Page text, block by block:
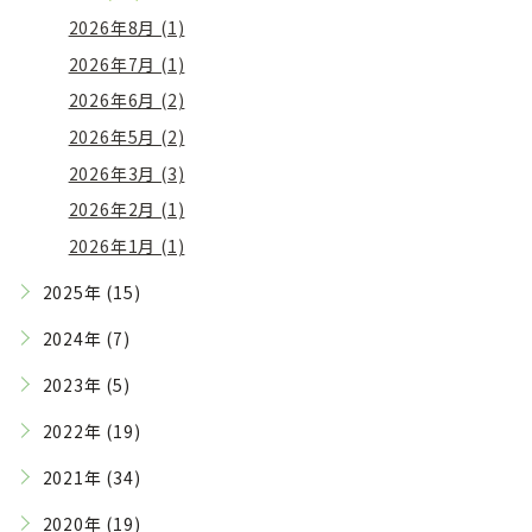
2026年8月 (1)
2026年7月 (1)
2026年6月 (2)
2026年5月 (2)
2026年3月 (3)
2026年2月 (1)
2026年1月 (1)
2025年 (15)
2024年 (7)
2023年 (5)
2022年 (19)
2021年 (34)
2020年 (19)